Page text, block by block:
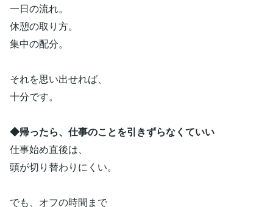
一日の流れ。
休憩の取り方。
集中の配分。
それを思い出せれば、
十分です。
◆帰ったら、仕事のことを引きずらなくていい
仕事始め直後は、
頭が切り替わりにくい。
でも、オフの時間まで